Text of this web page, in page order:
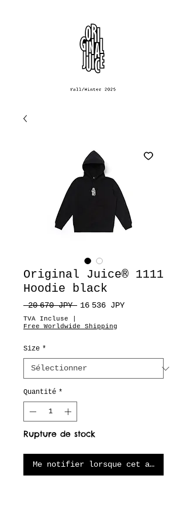
Original Juice® 1111
Hoodie black
20 670 JPY Prix
16 536 JPYPrix
TVA Incluse
Free Worldwide Shipping
Size *
Quantité *
Rupture de stock
Me notifier lorsque cet article